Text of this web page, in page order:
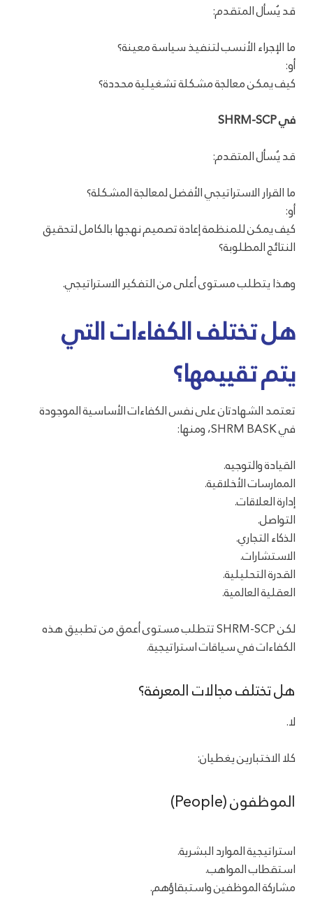
قد يُسأل المتقدم:
ما الإجراء الأنسب لتنفيذ سياسة معينة؟
أو:
كيف يمكن معالجة مشكلة تشغيلية محددة؟
في SHRM-SCP
قد يُسأل المتقدم:
ما القرار الاستراتيجي الأفضل لمعالجة المشكلة؟
أو:
كيف يمكن للمنظمة إعادة تصميم نهجها بالكامل لتحقيق
النتائج المطلوبة؟
وهذا يتطلب مستوى أعلى من التفكير الاستراتيجي.
هل تختلف الكفاءات التي
يتم تقييمها؟
تعتمد الشهادتان على نفس الكفاءات الأساسية الموجودة
في SHRM BASK، ومنها:
القيادة والتوجيه.
الممارسات الأخلاقية.
إدارة العلاقات.
التواصل.
الذكاء التجاري.
الاستشارات.
القدرة التحليلية.
العقلية العالمية.
لكن SHRM-SCP تتطلب مستوى أعمق من تطبيق هذه
الكفاءات في سياقات استراتيجية.
هل تختلف مجالات المعرفة؟
لا.
كلا الاختبارين يغطيان:
الموظفون (People)
استراتيجية الموارد البشرية.
استقطاب المواهب.
مشاركة الموظفين واستبقاؤهم.